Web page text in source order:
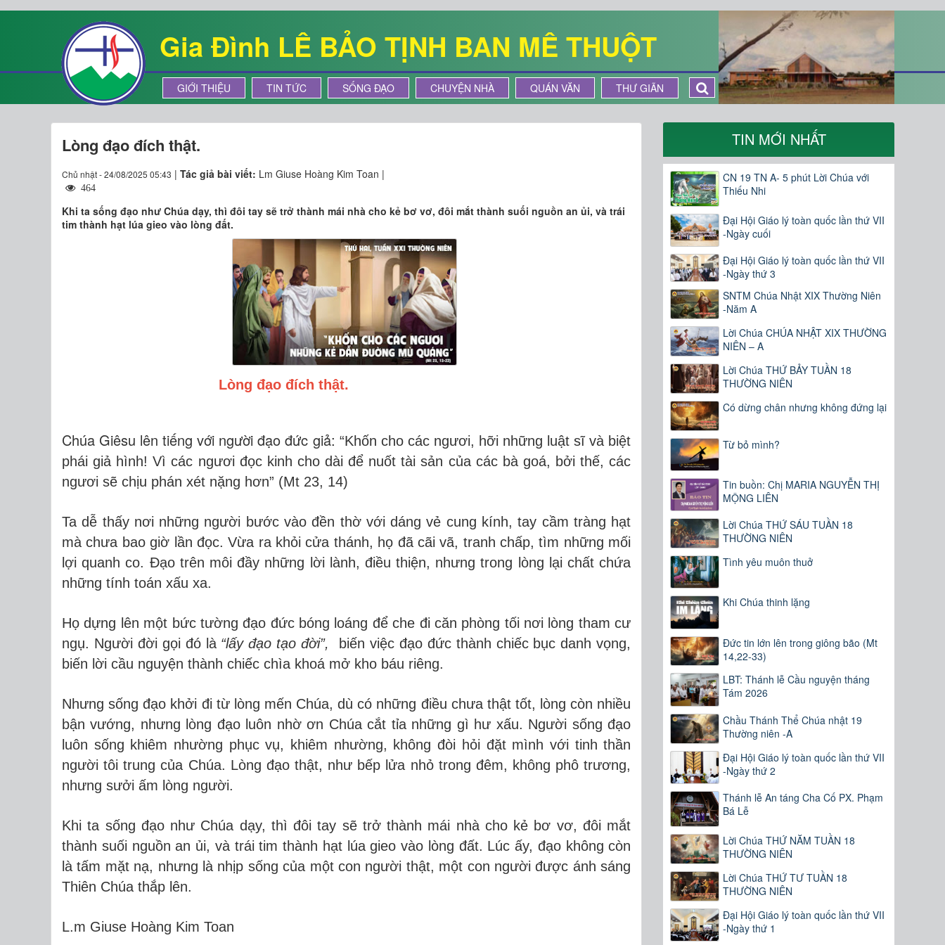
Gia Đình LÊ BẢO TỊNH BAN MÊ THUỘT
GIỚI THIỆU TIN TỨC SỐNG ĐẠO CHUYỆN NHÀ QUÁN VĂN THƯ GIÃN
Lòng đạo đích thật.
Chủ nhật - 24/08/2025 05:43 | Tác giả bài viết: Lm Giuse Hoàng Kim Toan |
464
Khi ta sống đạo như Chúa dạy, thì đôi tay sẽ trở thành mái nhà cho kẻ bơ vơ, đôi mắt thành suối nguồn an ủi, và trái
tim thành hạt lúa gieo vào lòng đất.
Lòng đạo đích thật.
Chúa Giêsu lên tiếng với người đạo đức giả: “Khốn cho các ngươi, hỡi những luật sĩ và biệt
phái giả hình! Vì các ngươi đọc kinh cho dài để nuốt tài sản của các bà goá, bởi thế, các
ngươi sẽ chịu phán xét nặng hơn” (Mt 23, 14)
Ta dễ thấy nơi những người bước vào đền thờ với dáng vẻ cung kính, tay cầm tràng hạt
mà chưa bao giờ lần đọc. Vừa ra khỏi cửa thánh, họ đã cãi vã, tranh chấp, tìm những mối
lợi quanh co. Đạo trên môi đầy những lời lành, điều thiện, nhưng trong lòng lại chất chứa
những tính toán xấu xa.
Họ dựng lên một bức tường đạo đức bóng loáng để che đi căn phòng tối nơi lòng tham cư
ngụ. Người đời gọi đó là “lấy đạo tạo đời”,
biến việc đạo đức thành chiếc bục danh vọng,
biến lời cầu nguyện thành chiếc chìa khoá mở kho báu riêng.
Nhưng sống đạo khởi đi từ lòng mến Chúa, dù có những điều chưa thật tốt, lòng còn nhiều
bận vướng, nhưng lòng đạo luôn nhờ ơn Chúa cắt tỉa những gì hư xấu. Người sống đạo
luôn sống khiêm nhường phục vụ, khiêm nhường, không đòi hỏi đặt mình với tinh thần
người tôi trung của Chúa. Lòng đạo thật, như bếp lửa nhỏ trong đêm, không phô trương,
nhưng sưởi ấm lòng người.
Khi ta sống đạo như Chúa dạy, thì đôi tay sẽ trở thành mái nhà cho kẻ bơ vơ, đôi mắt
thành suối nguồn an ủi, và trái tim thành hạt lúa gieo vào lòng đất. Lúc ấy, đạo không còn
là tấm mặt nạ, nhưng là nhịp sống của một con người thật, một con người được ánh sáng
Thiên Chúa thắp lên.
L.m Giuse Hoàng Kim Toan
TIN MỚI NHẤT
CN 19 TN A- 5 phút Lời Chúa với
Thiếu Nhi
Đại Hội Giáo lý toàn quốc lần thứ VII
-Ngày cuối
Đại Hội Giáo lý toàn quốc lần thứ VII
-Ngày thứ 3
SNTM Chúa Nhật XIX Thường Niên
-Năm A
Lời Chúa CHÚA NHẬT XIX THƯỜNG
NIÊN – A
Lời Chúa THỨ BẢY TUẦN 18
THƯỜNG NIÊN
Có dừng chân nhưng không đứng lại
Từ bỏ mình?
Tin buồn: Chị MARIA NGUYỄN THỊ
MỘNG LIÊN
Lời Chúa THỨ SÁU TUẦN 18
THƯỜNG NIÊN
Tình yêu muôn thuở
Khi Chúa thinh lặng
Đức tin lớn lên trong giông bão (Mt
14,22-33)
LBT: Thánh lễ Cầu nguyện tháng
Tám 2026
Chầu Thánh Thể Chúa nhật 19
Thường niên -A
Đại Hội Giáo lý toàn quốc lần thứ VII
-Ngày thứ 2
Thánh lễ An táng Cha Cố PX. Phạm
Bá Lễ
Lời Chúa THỨ NĂM TUẦN 18
THƯỜNG NIÊN
Lời Chúa THỨ TƯ TUẦN 18
THƯỜNG NIÊN
Đại Hội Giáo lý toàn quốc lần thứ VII
-Ngày thứ 1